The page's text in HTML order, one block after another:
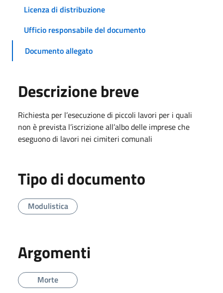
Licenza di distribuzione
Ufficio responsabile del documento
Documento allegato
Descrizione breve
Richiesta per l’esecuzione di piccoli lavori per i quali
non è prevista l’iscrizione all’albo delle imprese che
eseguono di lavori nei cimiteri comunali
Tipo di documento
Modulistica
Argomenti
Morte